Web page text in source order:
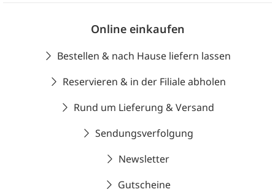
Online einkaufen
Bestellen & nach Hause liefern lassen
Reservieren & in der Filiale abholen
Rund um Lieferung & Versand
Sendungsverfolgung
Newsletter
Gutscheine